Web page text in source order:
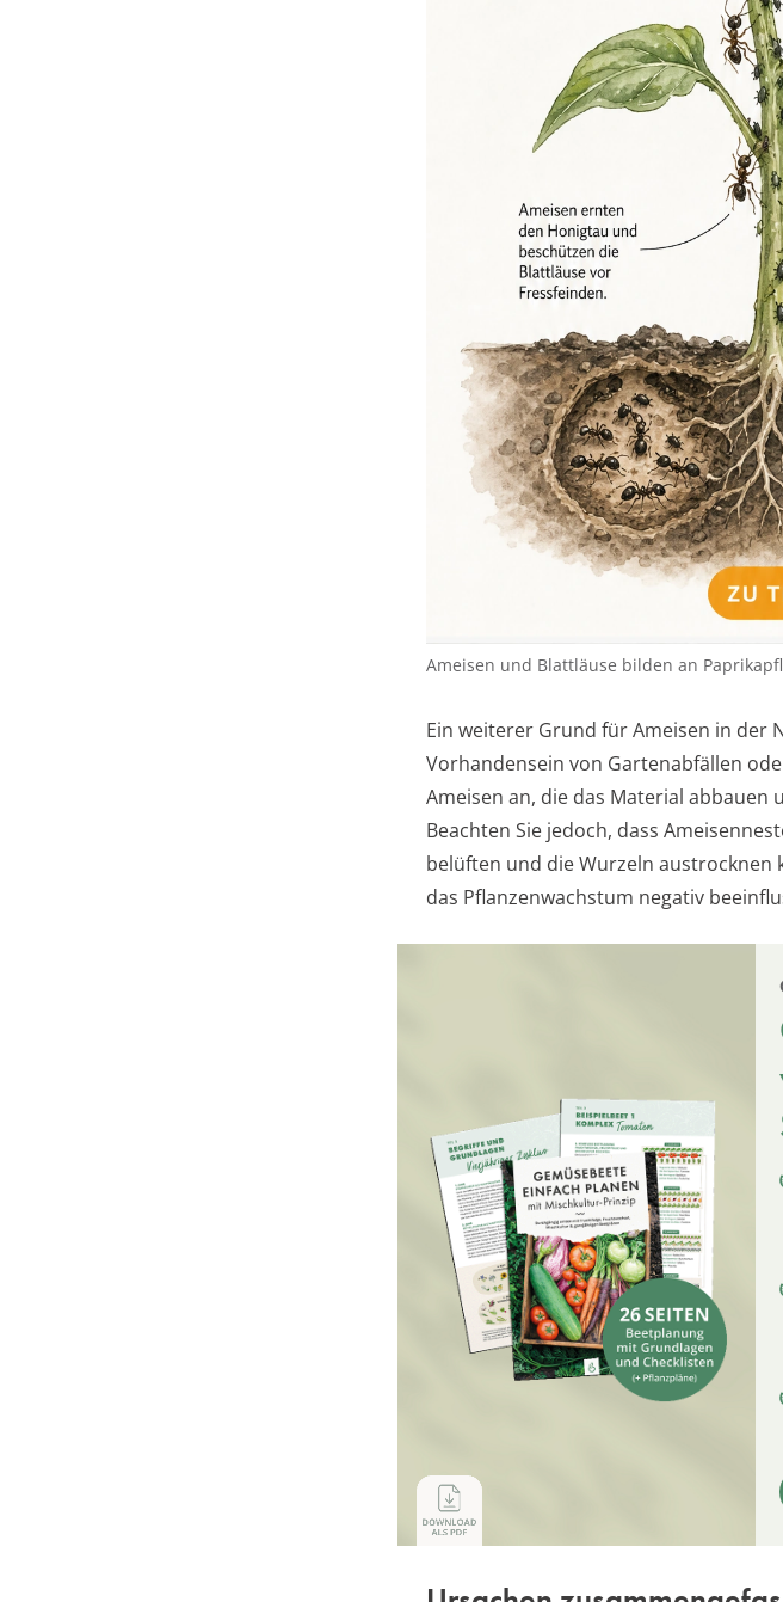
Ameisen und Blattläuse bilden an
Ein weiterer Grund für Ameisen in der
Vorhandensein von Gartenabfällen
Ameisen an, die das Material
Beachten Sie jedoch, dass
belüften und die Wurzeln austrocknen
das Pflanzenwachstum negativ